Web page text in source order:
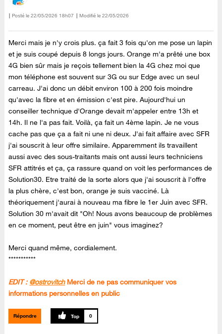
Posté le ‎22/05/2026 18h07 Modifié le 22/05/2026
Merci mais je n'y crois plus. ça fait 3 fois qu'on me pose un lapin
et je suis coupé depuis 8 longs jours. Orange m'a prêté une box
4G bien sûr mais je reçois tellement bien la 4G chez moi que
mon téléphone est souvent sur 3G ou sur Edge avec un seul
carreau. J'ai donc un débit environ 100 à 200 fois moindre
qu'avec la fibre et en émission c'est pire. Aujourd'hui un
conseiller technique d'Orange devait m'appeler entre 13h et
14h. Il ne l'a pas fait. Voilà, ça fait un 4ème lapin. Je ne vous
cache pas que ça a fait ni une ni deux. J'ai fait affaire avec SFR
j'ai souscrit à leur offre similaire. Apparemment ils travaillent
aussi avec des sous-traitants mais ont aussi leurs techniciens
SFR attitrés et ça, ça rassure quand on voit les performances de
Solution30. Etre traité de la sorte alors que j'ai souscrit à l'offre
la plus chère, c'est bon, orange je suis vacciné. Là
théoriquement j'aurai à nouveau ma fibre le 1er Juin avec SFR.
Solution 30 m'avait dit "Oh! Nous avons beaucoup de problèmes
en ce moment, peut être en juin" vous imaginez?
Merci quand même, cordialement.
***********
EDIT : @ostrovitch Merci de ne pas communiquer vos
informations personnelles en public
Répondre 0